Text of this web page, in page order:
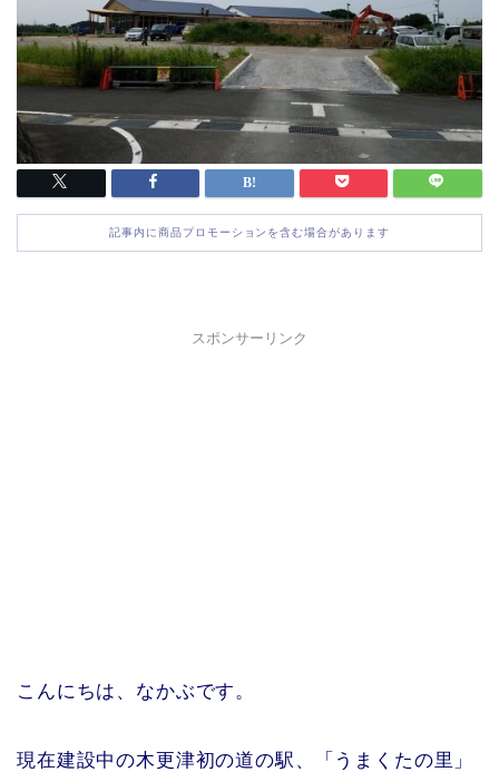
記事内に商品プロモーションを含む場合があります
スポンサーリンク
こんにちは、なかぶです。
現在建設中の木更津初の道の駅、「うまくたの里」